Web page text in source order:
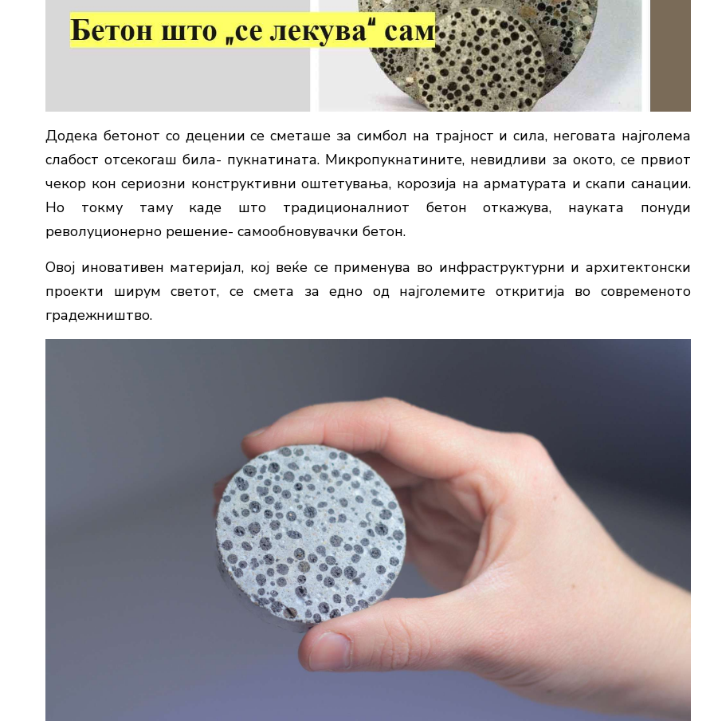
Додека бетонoт со децении се сметаше за симбол на трајност и сила, неговата најголема
слабост отсекогаш била- пукнатината. Микропукнатините, невидливи за окото, се првиот
чекор кон сериозни конструктивни оштетувања, корозија на арматурата и скапи санации.
Но токму таму каде што традиционалниот бетон откажува, науката понуди
револуционерно решение- самообновувачки бетон.
Овој иновативен материјал, кој веќе се применува во инфраструктурни и архитектонски
проекти ширум светот, се смета за едно од најголемите откритија во современото
градежништво.